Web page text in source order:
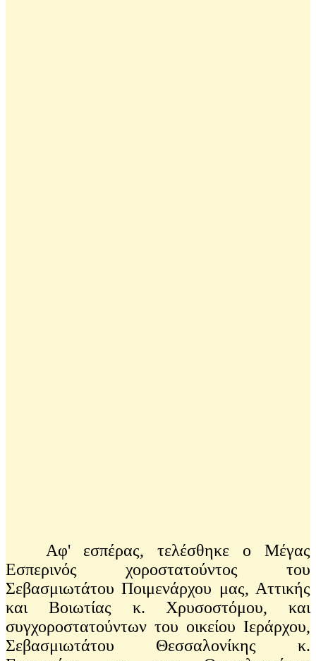
Αφ' εσπέρας, τελέσθηκε ο Μέγας
Εσπερινός χοροστατούντος του
Σεβασμιωτάτου Ποιμενάρχου μας, Αττικής
και Βοιωτίας κ. Χρυσοστόμου, και
συγχοροστατούντων του οικείου Ιεράρχου,
Σεβασμιωτάτου Θεσσαλονίκης κ.